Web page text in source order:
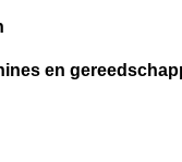
en